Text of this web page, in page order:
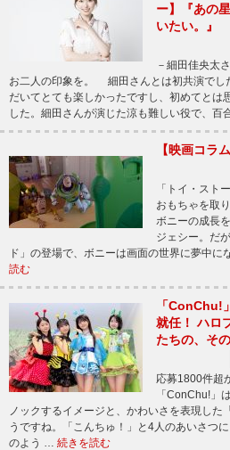
ー】『あの
いたい。』
－細田佳央太
お二人の印象を。 細田さんとは初共演でし
だいてとても楽しかったですし、初めてとは
した。細田さんが演じた涼も難しい役で、百
【映画コラ
「トイ・ス
おもちゃを取
ボニーの成長
ジェシー。だ
ド」の登場で、ボニーは画面の世界に夢中に
読む
「ConChu!
就任！ ハロ
たちの、そ
応募1800件超
「ConChu!」
ノックするイメージと、かわいさを表現した
うですね。「こんちゅ！」と4人のあいさつ
のよう … 続きを読む